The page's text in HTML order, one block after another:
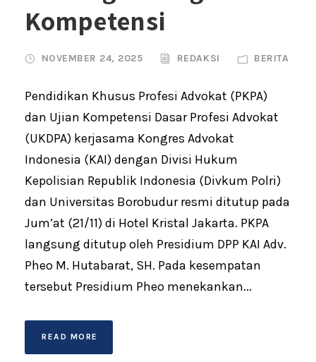
Kompetensi
NOVEMBER 24, 2025 REDAKSI BERITA
Pendidikan Khusus Profesi Advokat (PKPA)
dan Ujian Kompetensi Dasar Profesi Advokat
(UKDPA) kerjasama Kongres Advokat
Indonesia (KAI) dengan Divisi Hukum
Kepolisian Republik Indonesia (Divkum Polri)
dan Universitas Borobudur resmi ditutup pada
Jum’at (21/11) di Hotel Kristal Jakarta. PKPA
langsung ditutup oleh Presidium DPP KAI Adv.
Pheo M. Hutabarat, SH. Pada kesempatan
tersebut Presidium Pheo menekankan...
READ MORE